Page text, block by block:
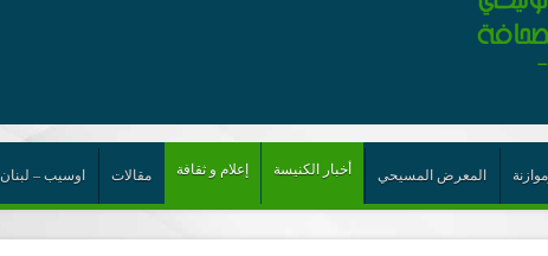
في بقاعكفرا…
المعرض المسيحي أخبار الكنيسة إعلام و ثقافة مقالات اوسيب – لبنان